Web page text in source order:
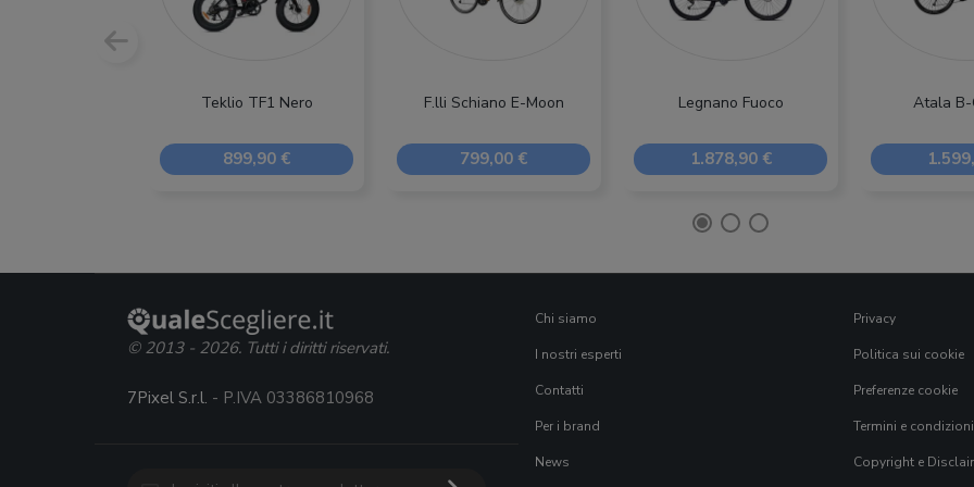
Teklio TF1 Nero
899,90 €
F.lli Schiano E-Moon
799,00 €
Legnano Fuoco
1.878,90 €
Atala B-
© 2013 - 2026. Tutti i diritti riservati.
7Pixel S.r.l. - P.IVA 03386810968
Chi siamo
I nostri esperti
Contatti
Per i brand
News
Privacy
Politica sui cookie
Preferenze cookie
Termini e
Copyright e